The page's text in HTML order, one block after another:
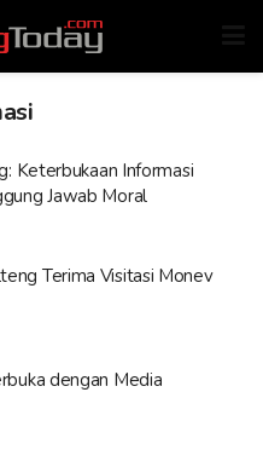
Keterbukaan Informasi
Jawab Moral
Terima Visitasi Monev
dengan Media